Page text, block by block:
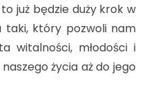
już będzie duży krok w
taki, który pozwoli nam
witalności, młodości i
życia aż do jego